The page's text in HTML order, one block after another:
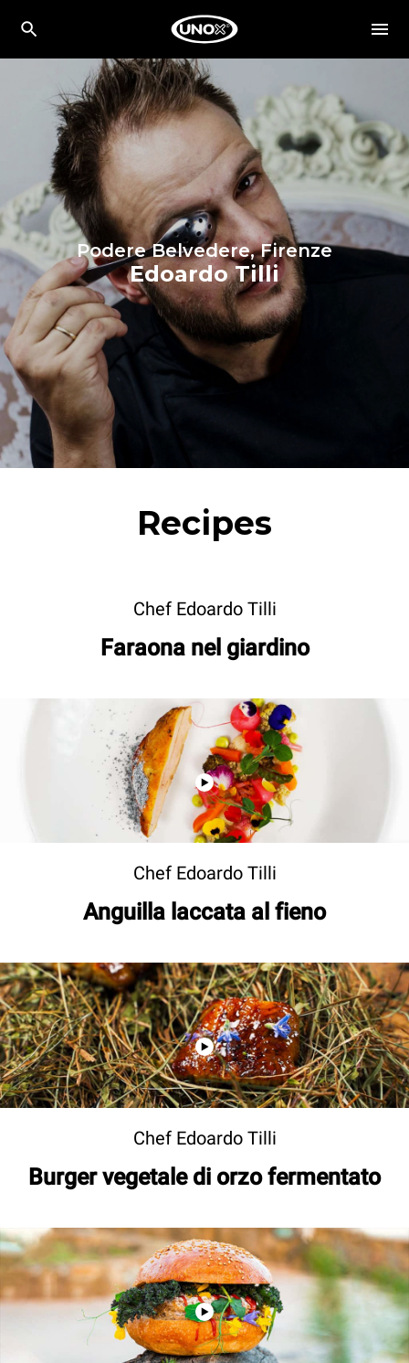
Podere Belvedere, Firenze
Edoardo Tilli
Recipes
Chef Edoardo Tilli
Faraona nel giardino
Chef Edoardo Tilli
Anguilla laccata al fieno
Chef Edoardo Tilli
Burger vegetale di orzo fermentato